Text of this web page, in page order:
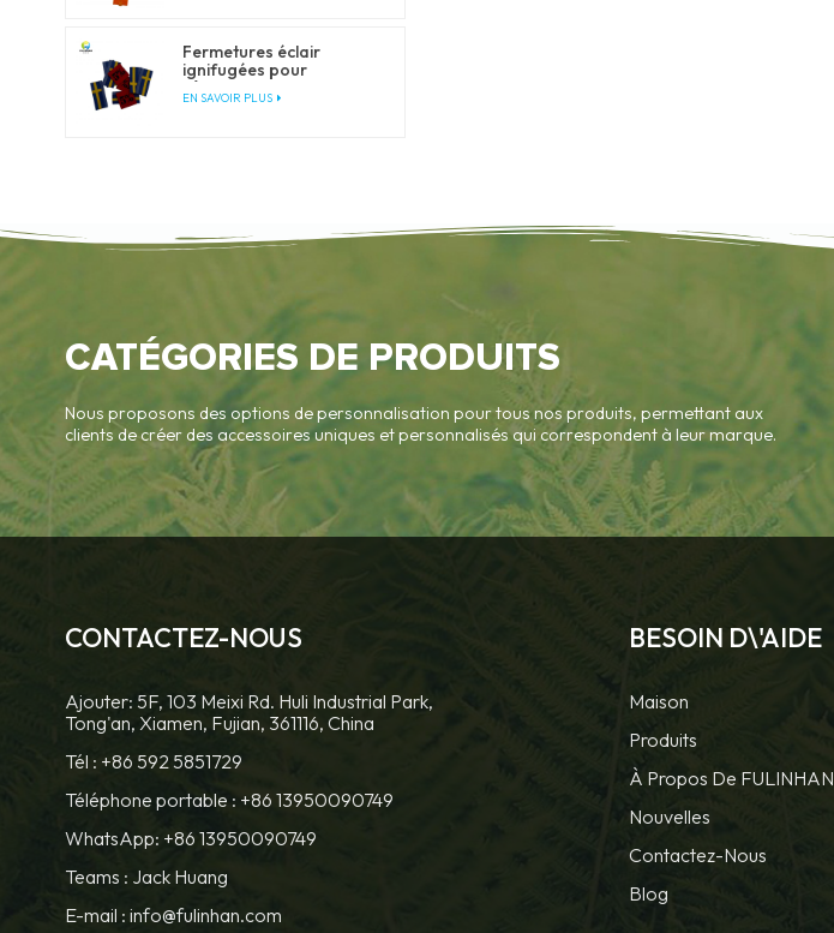
Fermetures éclair
ignifugées pour
vêtements de travail et
de sécurité
EN SAVOIR PLUS
CATÉGORIES DE PRODUITS
Nous proposons des options de personnalisation pour tous nos produits, permettant aux
clients de créer des accessoires uniques et personnalisés qui correspondent à leur marque.
CONTACTEZ-NOUS
Ajouter: 5F, 103 Meixi Rd. Huli Industrial Park,
Tong'an, Xiamen, Fujian, 361116, China
Tél : +86 592 5851729
Téléphone portable : +86 13950090749
WhatsApp: +86 13950090749
Teams : Jack Huang
E-mail : info@fulinhan.com
BESOIN D\'AIDE
Maison
Produits
À Propos De FULINHAN
Nouvelles
Contactez-Nous
Blog